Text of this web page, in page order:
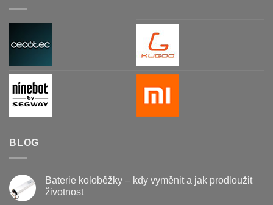
BLOG
Baterie koloběžky – kdy vyměnit a jak prodloužit
životnost